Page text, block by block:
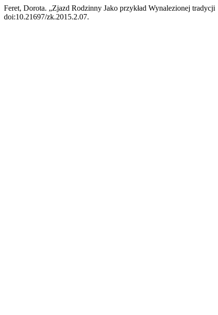
Feret, Dorota. „Zjazd Rodzinny Jako przykład Wynalezionej
doi:10.21697/zk.2015.2.07.